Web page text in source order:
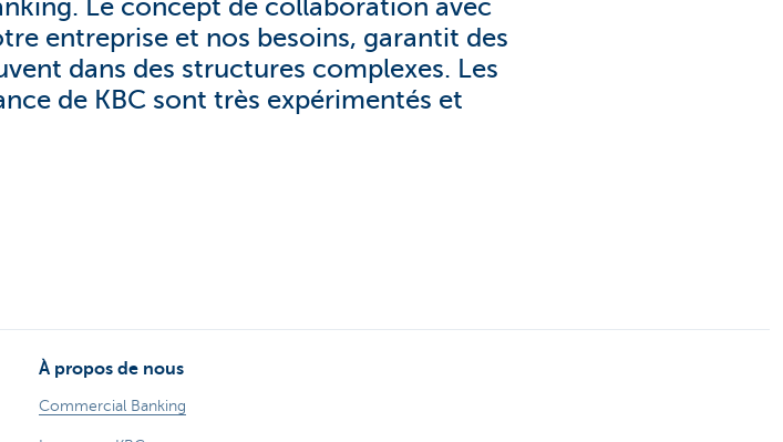
Le concept de collaboration avec
entreprise et nos besoins, garantit des
dans des structures complexes. Les
de KBC sont très expérimentés et
À propos de nous
Commercial Banking